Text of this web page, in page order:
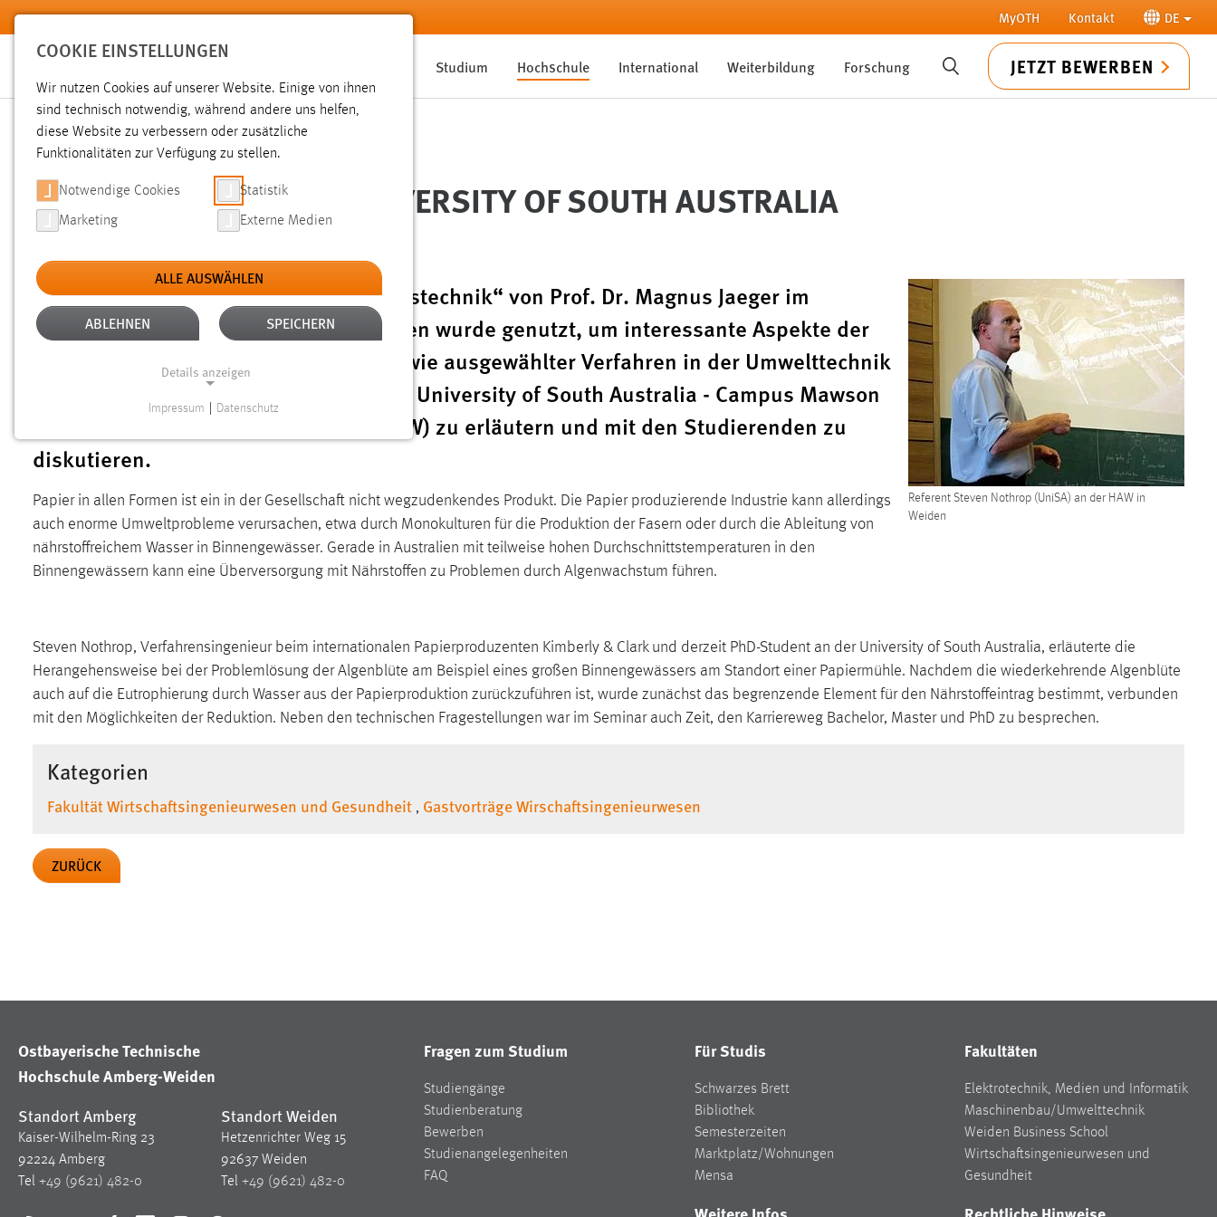
Zum Hauptinhalt springen MyOTH Kontakt DE
Studium Hochschule International Weiterbildung Forschung SUCHE JETZT BEWERBEN
Sie sind hier:
Hochschule Aktuelles News der OTH Amberg-Weiden
AUSTAUSCH MIT DER UNIVERSITY OF SOUTH AUSTRALIA
17.05.2011
Referent Steven Nothrop (UniSA) an der HAW in
Weiden
Die Vorlesung „Umwelt- und Verfahrenstechnik“ von Prof. Dr. Magnus Jaeger im
Studiengang Wirtschaftsingenieurwesen wurde genutzt, um interessante Aspekte der
Industrie- und Hochschulforschung sowie ausgewählter Verfahren in der Umwelttechnik
an einem konkreten Praxisbeispiel der University of South Australia - Campus Mawson
Lakes (eine Partnerhochschule der HAW) zu erläutern und mit den Studierenden zu
diskutieren.
Papier in allen Formen ist ein in der Gesellschaft nicht wegzudenkendes Produkt. Die Papier produzierende Industrie kann allerdings
auch enorme Umweltprobleme verursachen, etwa durch Monokulturen für die Produktion der Fasern oder durch die Ableitung von
nährstoffreichem Wasser in Binnengewässer. Gerade in Australien mit teilweise hohen Durchschnittstemperaturen in den
Binnengewässern kann eine Überversorgung mit Nährstoffen zu Problemen durch Algenwachstum führen.
Steven Nothrop, Verfahrensingenieur beim internationalen Papierproduzenten Kimberly & Clark und derzeit PhD-Student an der University of South Australia, erläuterte die
Herangehensweise bei der Problemlösung der Algenblüte am Beispiel eines großen Binnengewässers am Standort einer Papiermühle. Nachdem die wiederkehrende Algenblüte
auch auf die Eutrophierung durch Wasser aus der Papierproduktion zurückzuführen ist, wurde zunächst das begrenzende Element für den Nährstoffeintrag bestimmt, verbunden
mit den Möglichkeiten der Reduktion. Neben den technischen Fragestellungen war im Seminar auch Zeit, den Karriereweg Bachelor, Master und PhD zu besprechen.
Kategorien
Fakultät Wirtschaftsingenieurwesen und Gesundheit , Gastvorträge Wirschaftsingenieurwesen
ZURÜCK
Ostbayerische Technische
Hochschule Amberg-Weiden
Standort Amberg
Kaiser-Wilhelm-Ring 23
92224 Amberg
Tel +49 (9621) 482-0
Standort Weiden
Hetzenrichter Weg 15
92637 Weiden
Tel +49 (9621) 482-0
Fragen zum Studium
Studiengänge
Studienberatung
Bewerben
Studienangelegenheiten
FAQ
Für Studis
Schwarzes Brett
Bibliothek
Semesterzeiten
Marktplatz/Wohnungen
Mensa
Fakultäten
Elektrotechnik, Medien und Informatik
Maschinenbau/Umwelttechnik
Weiden Business School
Wirtschaftsingenieurwesen und
Gesundheit
COOKIE EINSTELLUNGEN
Wir nutzen Cookies auf unserer Website. Einige von ihnen
sind technisch notwendig, während andere uns helfen,
diese Website zu verbessern oder zusätzliche
Funktionalitäten zur Verfügung zu stellen.
Notwendige Cookies Statistik
Marketing Externe Medien
ALLE AUSWÄHLEN
ABLEHNEN SPEICHERN
Details anzeigen
Notwendige Cookies ermöglichen grundlegende
Website erforderlich.
Einverständnis
Name: cookie_consent
des Benutzers
Cookie Laufzeit:
Name:
Zweck:
Für performante Seitenauslieferung wird
Chat
Name:
MibewSessionID, MIBEW_UserID,
mibew_locale, mibew-chat-frame-style-
Zweck:
Wird benötigt um die Chatfunktion
Impressum Datenschutz